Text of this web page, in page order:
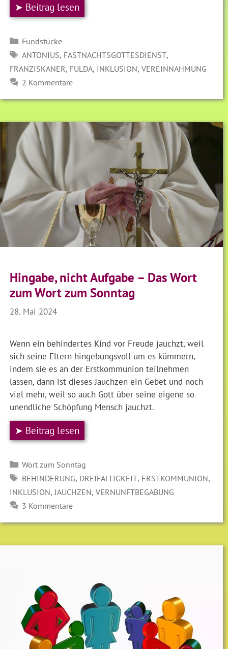
➤ Beitrag lesen
Kategorien
Fundstücke
SCHLAGWÖRTER
ANTONIUS, FASTNACHTSGOTTESDIENST,
FRANZISKANER, FULDA, INKLUSION,VEREINNAHMUNG
2 Kommentare
Hingabe, nicht Aufgabe – Das Wort
zum Wort zum Sonntag
28. Mai 2024
Wenn ein behindertes Kind vor Freude jauchzt, weil
sich seine Eltern hingebungsvoll um es kümmern,
indem sie es an der Erstkommunion teilnehmen
lassen, dann ist dieses Jauchzen ein Gebet und noch
viel mehr, weil so auch Gott über seine eigene so
unendliche Schöpfung Mensch jauchzt.
➤ Beitrag lesen
Kategorien
Wort zum Sonntag
SCHLAGWÖRTER
BEHINDERUNG, DREIFALTIGKEIT, ERSTKOMMUNION,
INKLUSION,JAUCHZEN,VERNUNFTBEGABUNG
3 Kommentare